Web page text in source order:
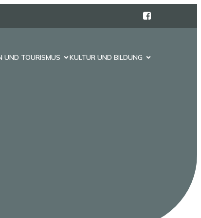
UND TOURISMUS KULTUR UND BILDUNG